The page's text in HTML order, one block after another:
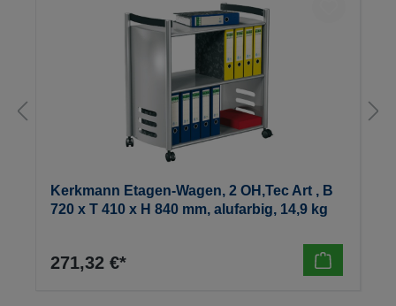
Kerkmann Etagen-Wagen, 2 OH,Tec Art , B
720 x T 410 x H 840 mm, alufarbig, 14,9 kg
271,32 €*